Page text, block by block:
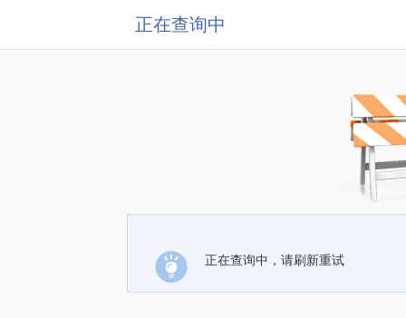
正在查询中
正在查询中，请刷新重试